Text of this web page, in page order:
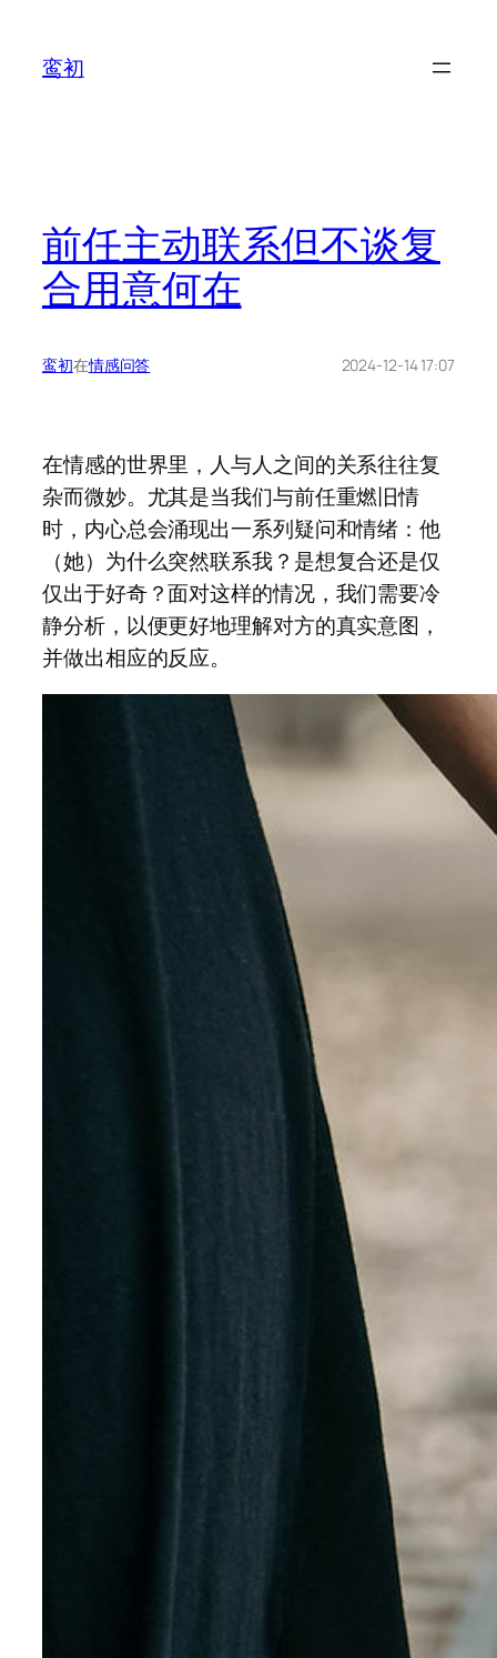
鸾初
前任主动联系但不谈复
合用意何在
鸾初在情感问答 2024-12-14 17:07
在情感的世界里，人与人之间的关系往往复
杂而微妙。尤其是当我们与前任重燃旧情
时，内心总会涌现出一系列疑问和情绪：他
（她）为什么突然联系我？是想复合还是仅
仅出于好奇？面对这样的情况，我们需要冷
静分析，以便更好地理解对方的真实意图，
并做出相应的反应。